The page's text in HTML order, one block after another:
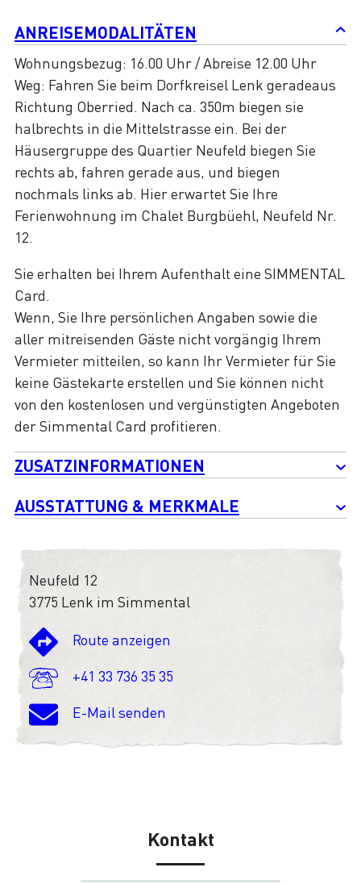
ANREISEMODALITÄTEN
Wohnungsbezug: 16.00 Uhr / Abreise 12.00 Uhr
Weg: Fahren Sie beim Dorfkreisel Lenk geradeaus
Richtung Oberried. Nach ca. 350m biegen sie
halbrechts in die Mittelstrasse ein. Bei der
Häusergruppe des Quartier Neufeld biegen Sie
rechts ab, fahren gerade aus, und biegen
nochmals links ab. Hier erwartet Sie Ihre
Ferienwohnung im Chalet Burgbüehl, Neufeld Nr.
12.
Sie erhalten bei Ihrem Aufenthalt eine SIMMENTAL
Card.
Wenn, Sie Ihre persönlichen Angaben sowie die
aller mitreisenden Gäste nicht vorgängig Ihrem
Vermieter mitteilen, so kann Ihr Vermieter für Sie
keine Gästekarte erstellen und Sie können nicht
von den kostenlosen und vergünstigten Angeboten
der Simmental Card profitieren.
ZUSATZINFORMATIONEN
AUSSTATTUNG & MERKMALE
Neufeld 12
3775 Lenk im Simmental
Route anzeigen
+41 33 736 35 35
E-Mail senden
Kontakt